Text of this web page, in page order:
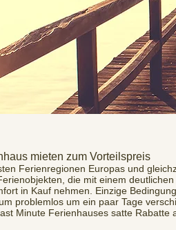
mieten zum Vorteilspreis
Ferienregionen Europas und
die mit einem
in Kauf nehmen. Einzige
problemlos um ein paar Tage
Minute Ferienhauses satte Rabatte